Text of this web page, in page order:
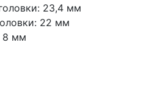
23,4 мм
22 мм
8 мм